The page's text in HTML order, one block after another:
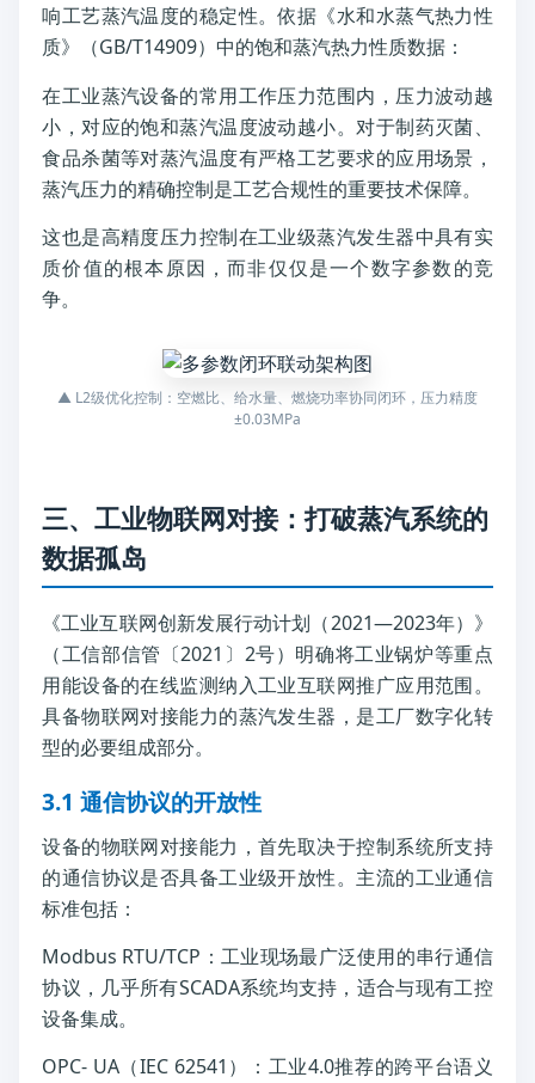
响工艺蒸汽温度的稳定性。依据《水和水蒸气热力性
质》（GB/T14909）中的饱和蒸汽热力性质数据：
在工业蒸汽设备的常用工作压力范围内，压力波动越
小，对应的饱和蒸汽温度波动越小。对于制药灭菌、
食品杀菌等对蒸汽温度有严格工艺要求的应用场景，
蒸汽压力的精确控制是工艺合规性的重要技术保障。
这也是高精度压力控制在工业级蒸汽发生器中具有实
质价值的根本原因，而非仅仅是一个数字参数的竞
争。
▲ L2级优化控制：空燃比、给水量、燃烧功率协同闭环，压力精度
±0.03MPa
三、工业物联网对接：打破蒸汽系统的
数据孤岛
《工业互联网创新发展行动计划（2021—2023年）》
（工信部信管〔2021〕2号）明确将工业锅炉等重点
用能设备的在线监测纳入工业互联网推广应用范围。
具备物联网对接能力的蒸汽发生器，是工厂数字化转
型的必要组成部分。
3.1 通信协议的开放性
设备的物联网对接能力，首先取决于控制系统所支持
的通信协议是否具备工业级开放性。主流的工业通信
标准包括：
Modbus RTU/TCP：工业现场最广泛使用的串行通信
协议，几乎所有SCADA系统均支持，适合与现有工控
设备集成。
OPC- UA（IEC 62541）：工业4.0推荐的跨平台语义